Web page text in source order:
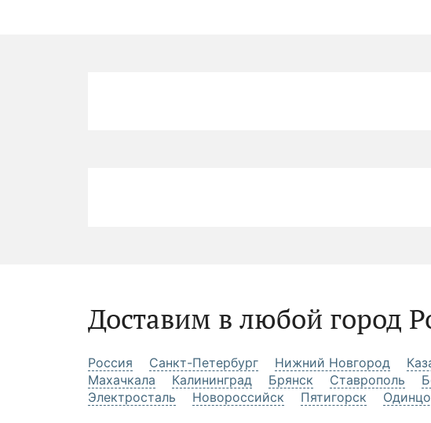
Доставим в любой город
Россия Санкт-Петербург Нижний Новгород
Махачкала
Калининград Брянск Ставрополь
Электросталь
Новороссийск Пятигорск